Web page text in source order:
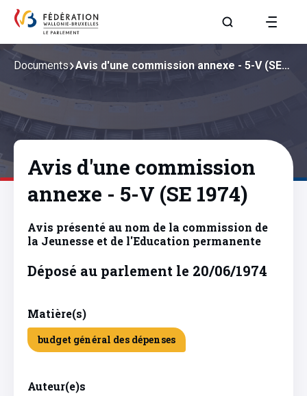
Aller à la page
Documents Avis d'une commission annexe - 5-V (SE…
Avis d'une commission
annexe - 5-V (SE 1974)
Avis présenté au nom de la commission de
la Jeunesse et de l'Education permanente
Déposé au parlement le 20/06/1974
Matière(s)
budget général des dépenses
Auteur(e)s